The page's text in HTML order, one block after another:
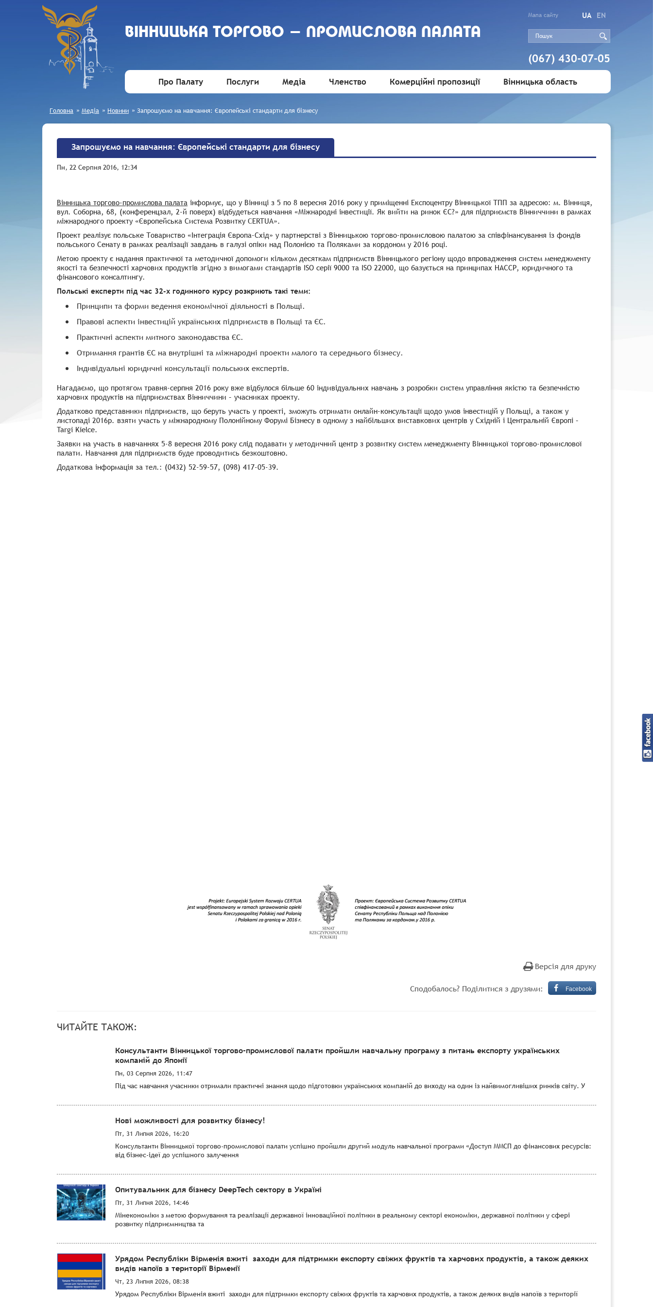
ВIННИЦЬКА ТОРГОВО - ПРОМИСЛОВА ПАЛАТА
Мапа сайту UA EN
(067) 430-07-05
Про Палату Послуги Медіа Членство Комерційні пропозиції Вінницька область
Головна » Медіа » Новини » Запрошуємо на навчання: Європейські стандарти для бізнесу
Запрошуємо на навчання: Європейські стандарти для бізнесу
Пн, 22 Серпня 2016, 12:34
Вінницька торгово-промислова палата інформує, що у Вінниці з 5 по 8 вересня 2016 року у приміщенні Експоцентру Вінницької ТПП за адресою: м. Вінниця,
вул. Соборна, 68, (конференцзал, 2-й поверх) відбудеться навчання «Міжнародні інвестиції. Як вийти на ринок ЄС?» для підприємств Вінниччини в рамках
міжнародного проекту «Європейська Система Розвитку CERTUA».
Проект реалізує польське Товариство «Інтеграція Європа-Схід» у партнерстві з Вінницькою торгово-промисловою палатою за співфінансування із фондів
польського Сенату в рамках реалізації завдань в галузі опіки над Полонією та Поляками за кордоном у 2016 році.
Метою проекту є надання практичної та методичної допомоги кільком десяткам підприємств Вінницького регіону щодо впровадження систем менеджменту
якості та безпечності харчових продуктів згідно з вимогами стандартів ISO серії 9000 та ISO 22000, що базується на принципах НАССР, юридичного та
фінансового консалтингу.
Польські експерти під час 32-х годинного курсу розкриють такі теми:
Принципи та форми ведення економічної діяльності в Польщі.
Правові аспекти інвестицій українських підприємств в Польщі та ЄС.
Практичні аспекти митного законодавства ЄС.
Отримання грантів ЄС на внутрішні та міжнародні проекти малого та середнього бізнесу.
Індивідуальні юридичні консультації польських експертів.
Нагадаємо, що протягом травня-серпня 2016 року вже відбулося більше 60 індивідуальних навчань з розробки систем управління якістю та безпечністю
харчових продуктів на підприємствах Вінниччини – учасниках проекту.
Додатково представники підприємств, що беруть участь у проекті, зможуть отримати онлайн-консультації щодо умов інвестицій у Польщі, а також у
листопаді 2016р. взяти участь у міжнародному Полонійному Форумі Бізнесу в одному з найбільших виставкових центрів у Східній і Центральній Європі –
Targi Kielce.
Заявки на участь в навчаннях 5-8 вересня 2016 року слід подавати у методичний центр з розвитку систем менеджменту Вінницької торгово-промислової
палати. Навчання для підприємств буде проводитись безкоштовно.
Додаткова інформація за тел.: (0432) 52-59-57, (098) 417-05-39.
Версія для друку
Сподобалось? Поділитися з друзями: Facebook
ЧИТАЙТЕ ТАКОЖ:
Консультанти Вінницької торгово-промислової палати пройшли навчальну програму з питань експорту українських
компаній до Японії
Пн, 03 Серпня 2026, 11:47
Під час навчання учасники отримали практичні знання щодо підготовки українських компаній до виходу на один із найвимогливіших ринків світу. У
Нові можливості для розвитку бізнесу!
Пт, 31 Липня 2026, 16:20
Консультанти Вінницької торгово-промислової палати успішно пройшли другий модуль навчальної програми «Доступ ММСП до фінансових ресурсів:
від бізнес-ідеї до успішного залучення
Опитувальник для бізнесу DeepTech сектору в Україні
Пт, 31 Липня 2026, 14:46
Мінекономіки з метою формування та реалізації державної інноваційної політики в реальному секторі економіки, державної політики у сфері
розвитку підприємництва та
Урядом Республіки Вірменія вжиті заходи для підтримки експорту свіжих фруктів та харчових продуктів, а також деяких
видів напоїв з території Вірменії
Чт, 23 Липня 2026, 08:38
Урядом Республіки Вірменія вжиті заходи для підтримки експорту свіжих фруктів та харчових продуктів, а також деяких видів напоїв з території